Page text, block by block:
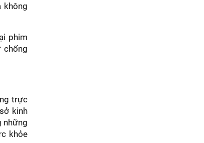
không
phim
chống
trực
kinh
những
khỏe